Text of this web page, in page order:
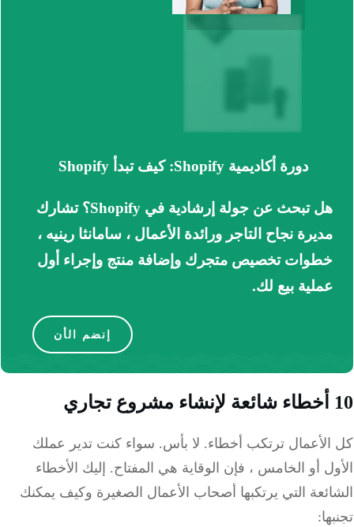
دورة أكاديمية Shopify: كيف تبدأ Shopify
هل تبحث عن جولة إرشادية في Shopify؟
تشارك
مديرة نجاح التاجر ورائدة الأعمال ، سامانثا رينيه ،
خطوات تخصيص متجرك وإضافة منتج وإجراء أول
عملية بيع لك.
إنضم الأن
ترتكب أخطاء.لا بأس.سواء كنت تدير عملك
أو الخامس ، فإن الوقاية هي المفتاح.إليك الأخطاء
التي يرتكبها أصحاب الأعمال الصغيرة وكيف يمكنك